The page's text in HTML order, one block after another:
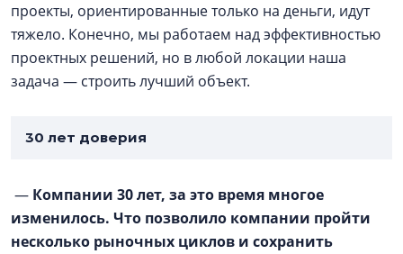
проекты, ориентированные только на деньги, идут
тяжело. Конечно, мы работаем над эффективностью
проектных решений, но в любой локации наша
задача — строить лучший объект.
30 лет доверия
— Компании 30 лет, за это время многое
изменилось. Что позволило компании пройти
несколько рыночных циклов и сохранить